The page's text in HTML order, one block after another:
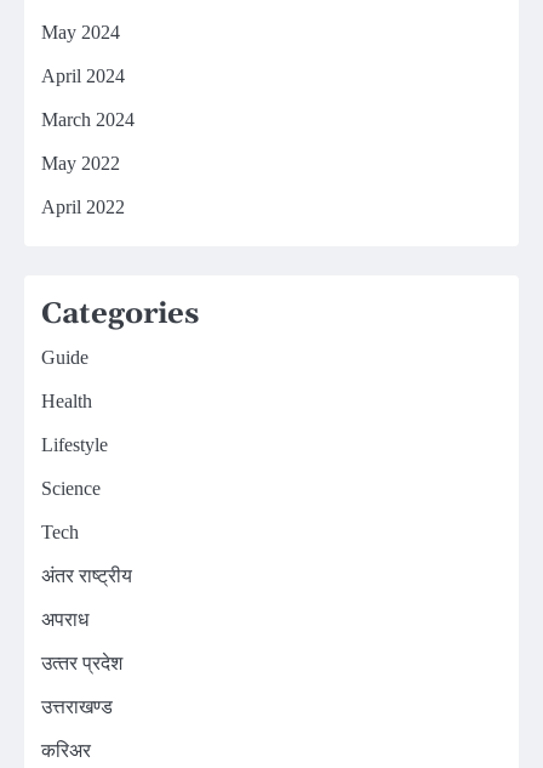
May 2024
April 2024
March 2024
May 2022
April 2022
Categories
Guide
Health
Lifestyle
Science
Tech
अंतर राष्ट्रीय
अपराध
उत्‍तर प्रदेश
उत्तराखण्ड
करिअर